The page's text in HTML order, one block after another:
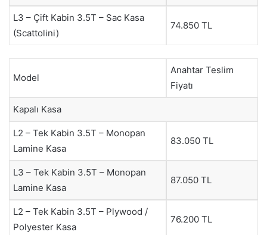
L3 – Çift Kabin 3.5T – Sac Kasa
(Scattolini)
74.850 TL
Model
Anahtar Teslim
Fiyatı
Kapalı Kasa
L2 – Tek Kabin 3.5T – Monopan
Lamine Kasa
83.050 TL
L3 – Tek Kabin 3.5T – Monopan
Lamine Kasa
87.050 TL
L2 – Tek Kabin 3.5T – Plywood /
Polyester Kasa
76.200 TL